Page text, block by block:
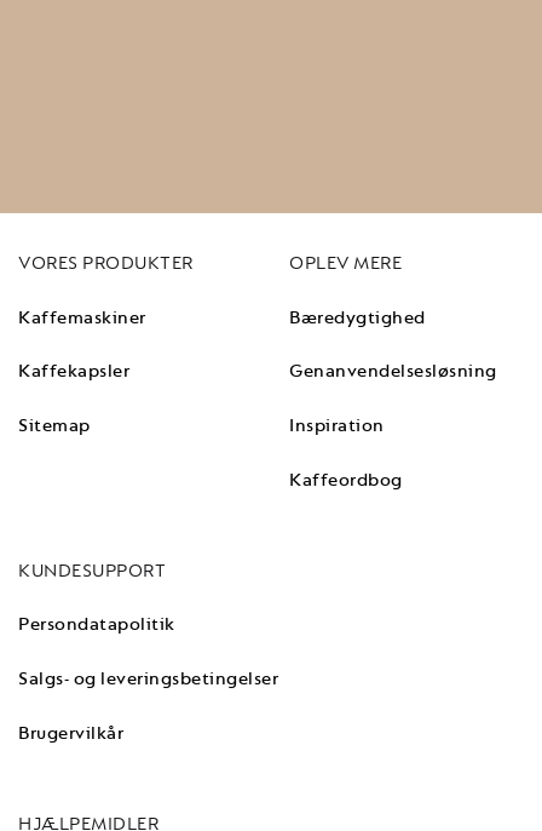
VORES PRODUKTER
Kaffemaskiner
Kaffekapsler
Sitemap
OPLEV MERE
Bæredygtighed
Genanvendelsesløsning
Inspiration
Kaffeordbog
KUNDESUPPORT
Persondatapolitik
Salgs- og leveringsbetingelser
Brugervilkår
HJÆLPEMIDLER
Antal solgte kopper dagligt